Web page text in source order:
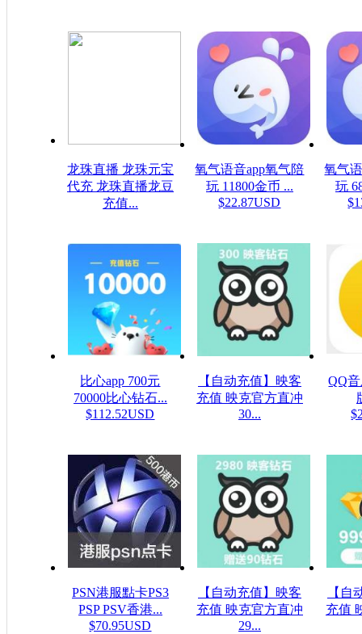
龙珠直播 龙珠元宝
代充 龙珠直播龙豆
充值...
氧气语音app氧气陪
玩 11800金币 ...
$22.87USD
氧气
玩
比心app 700元
70000比心钻石...
$112.52USD
【自动充值】映客
充值 映克官方直冲
30...
QQ
PSN港服點卡PS3
PSP PSV香港...
$70.95USD
【自动充值】映客
充值 映克官方直冲
29...
【自
充值